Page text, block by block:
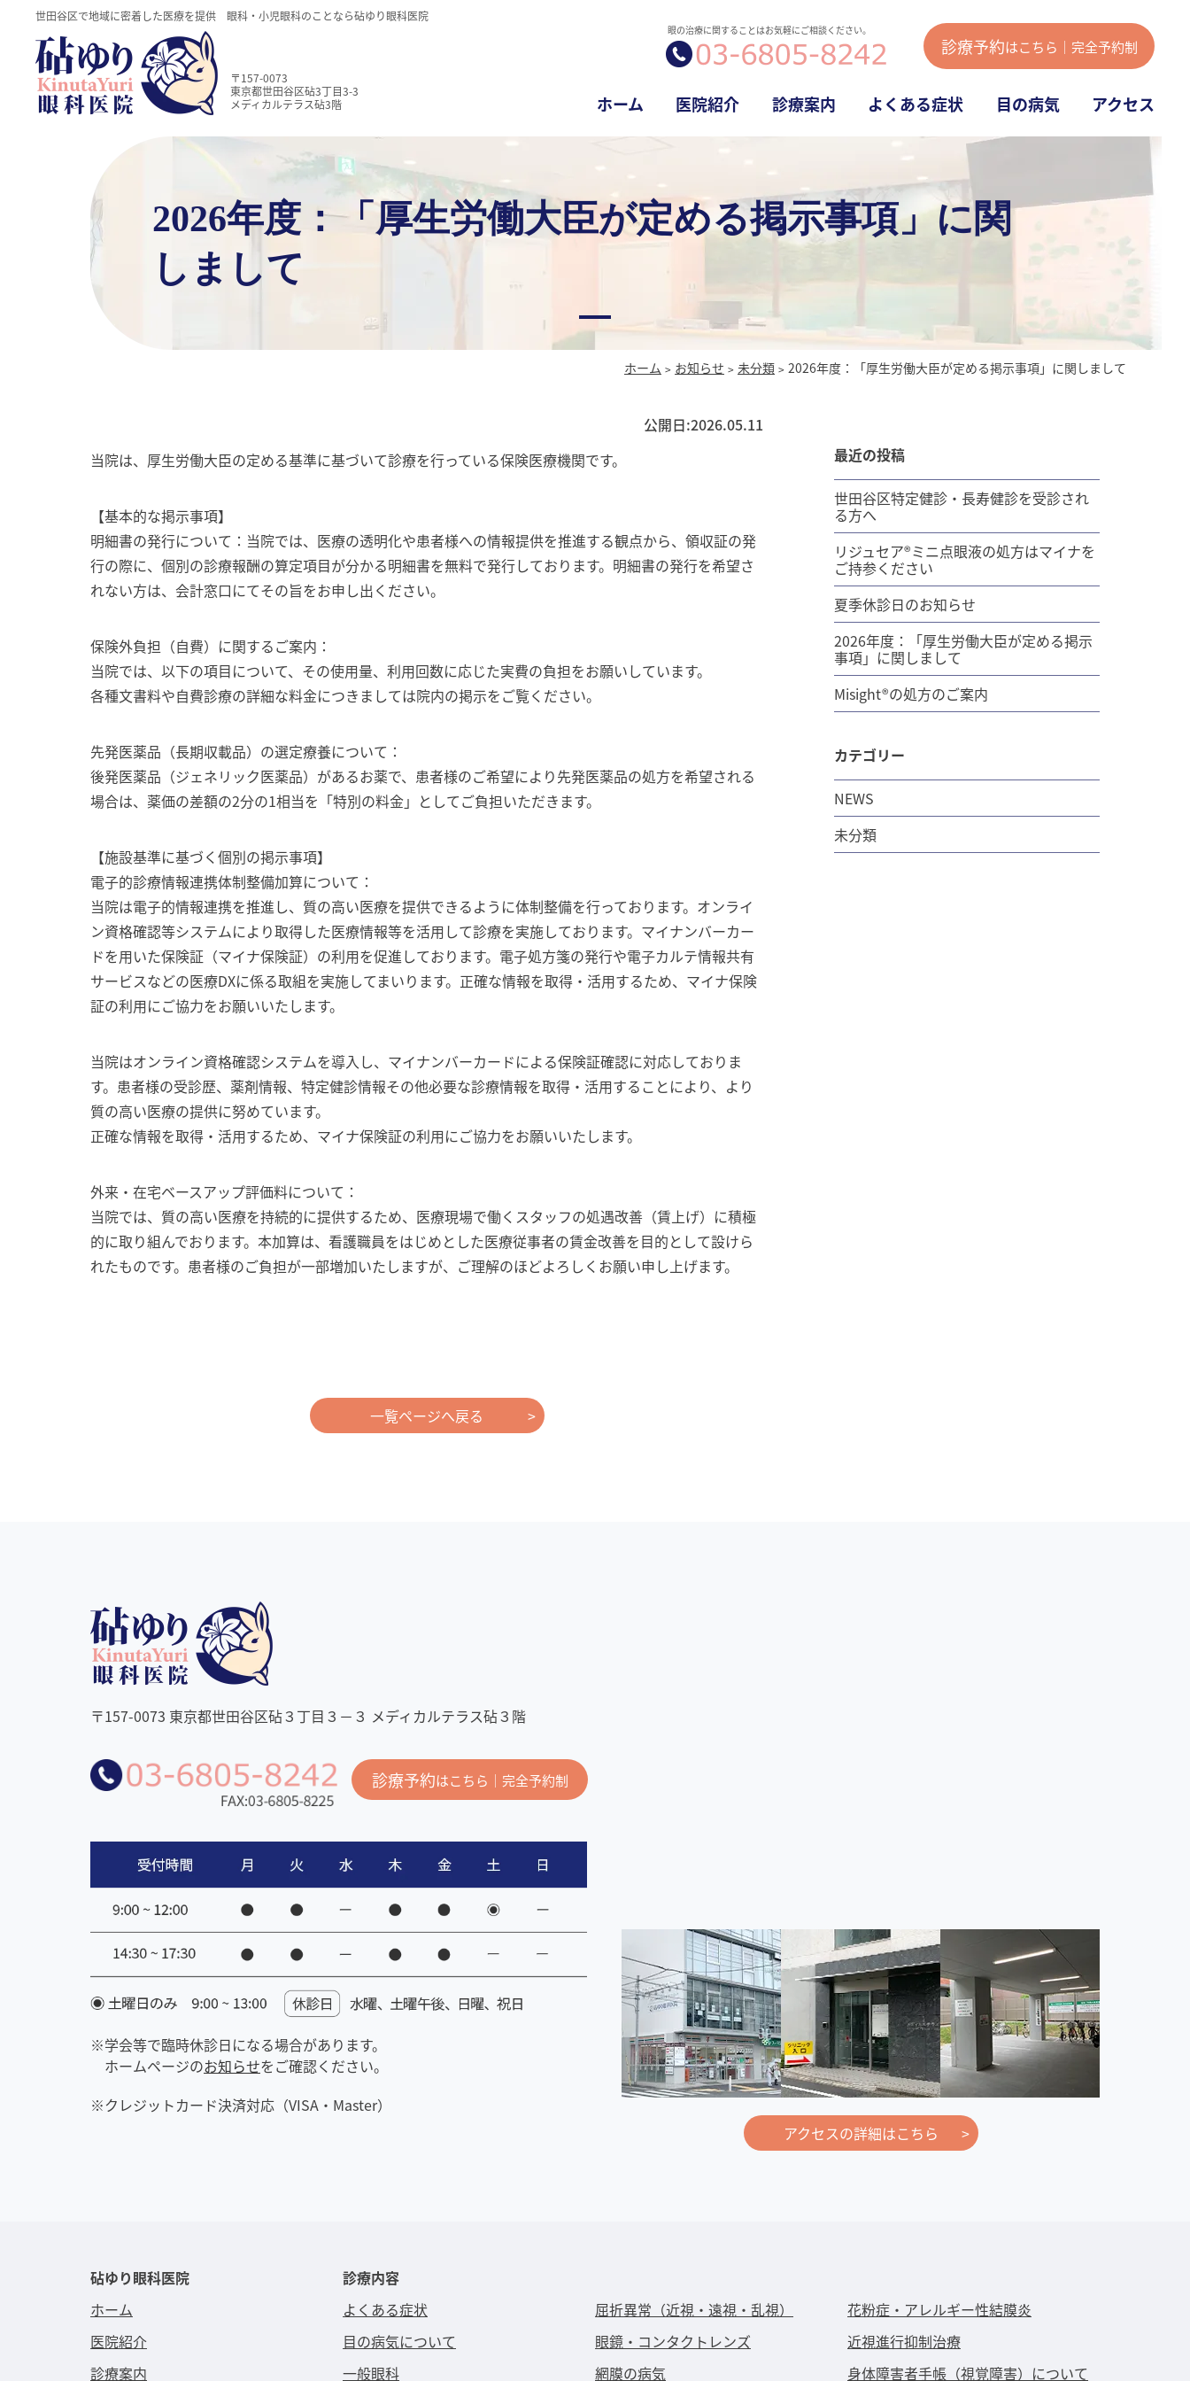
世田谷区で地域に密着した医療を提供 眼科・小児眼科のことなら砧ゆり眼科医院
〒157-0073
東京都世田谷区砧3丁目3-3
メディカルテラス砧3階
眼の治療に関することはお気軽にご相談ください。
診療予約はこちら｜完全予約制
ホーム 医院紹介 診療案内 よくある症状 目の病気 アクセス
2026年度：「厚生労働大臣が定める掲示事項」に関
しまして
ホーム お知らせ 未分類 2026年度：「厚生労働大臣が定める掲示事項」に関しまして
公開日:2026.05.11
当院は、厚生労働大臣の定める基準に基づいて診療を行っている保険医療機関です。
【基本的な掲示事項】
明細書の発行について：当院では、医療の透明化や患者様への情報提供を推進する観点から、領収証の発
行の際に、個別の診療報酬の算定項目が分かる明細書を無料で発行しております。明細書の発行を希望さ
れない方は、会計窓口にてその旨をお申し出ください。
保険外負担（自費）に関するご案内：
当院では、以下の項目について、その使用量、利用回数に応じた実費の負担をお願いしています。
各種文書料や自費診療の詳細な料金につきましては院内の掲示をご覧ください。
先発医薬品（長期収載品）の選定療養について：
後発医薬品（ジェネリック医薬品）があるお薬で、患者様のご希望により先発医薬品の処方を希望される
場合は、薬価の差額の2分の1相当を「特別の料金」としてご負担いただきます。
【施設基準に基づく個別の掲示事項】
電子的診療情報連携体制整備加算について：
当院は電子的情報連携を推進し、質の高い医療を提供できるように体制整備を行っております。オンライ
ン資格確認等システムにより取得した医療情報等を活用して診療を実施しております。マイナンバーカー
ドを用いた保険証（マイナ保険証）の利用を促進しております。電子処方箋の発行や電子カルテ情報共有
サービスなどの医療DXに係る取組を実施してまいります。正確な情報を取得・活用するため、マイナ保険
証の利用にご協力をお願いいたします。
当院はオンライン資格確認システムを導入し、マイナンバーカードによる保険証確認に対応しておりま
す。患者様の受診歴、薬剤情報、特定健診情報その他必要な診療情報を取得・活用することにより、より
質の高い医療の提供に努めています。
正確な情報を取得・活用するため、マイナ保険証の利用にご協力をお願いいたします。
外来・在宅ベースアップ評価料について：
当院では、質の高い医療を持続的に提供するため、医療現場で働くスタッフの処遇改善（賃上げ）に積極
的に取り組んでおります。本加算は、看護職員をはじめとした医療従事者の賃金改善を目的として設けら
れたものです。患者様のご負担が一部増加いたしますが、ご理解のほどよろしくお願い申し上げます。
一覧ページへ戻る
最近の投稿
世田谷区特定健診・長寿健診を受診され
る方へ
リジュセア®ミニ点眼液の処方はマイナを
ご持参ください
夏季休診日のお知らせ
2026年度：「厚生労働大臣が定める掲示
事項」に関しまして
Misight®の処方のご案内
カテゴリー
NEWS
未分類
〒157-0073 東京都世田谷区砧３丁目３－３ メディカルテラス砧３階
診療予約はこちら｜完全予約制
学会等で臨時休診日になる場合があります。
ホームページのお知らせをご確認ください。
クレジットカード決済対応（VISA・Master）
アクセスの詳細はこちら
砧ゆり眼科医院
ホーム
医院紹介
診療案内
診療内容
よくある症状
目の病気について
一般眼科
屈折異常（近視・遠視・乱視）
眼鏡・コンタクトレンズ
網膜の病気
花粉症・アレルギー性結膜炎
近視進⾏抑制治療
身体障害者手帳（視覚障害）について